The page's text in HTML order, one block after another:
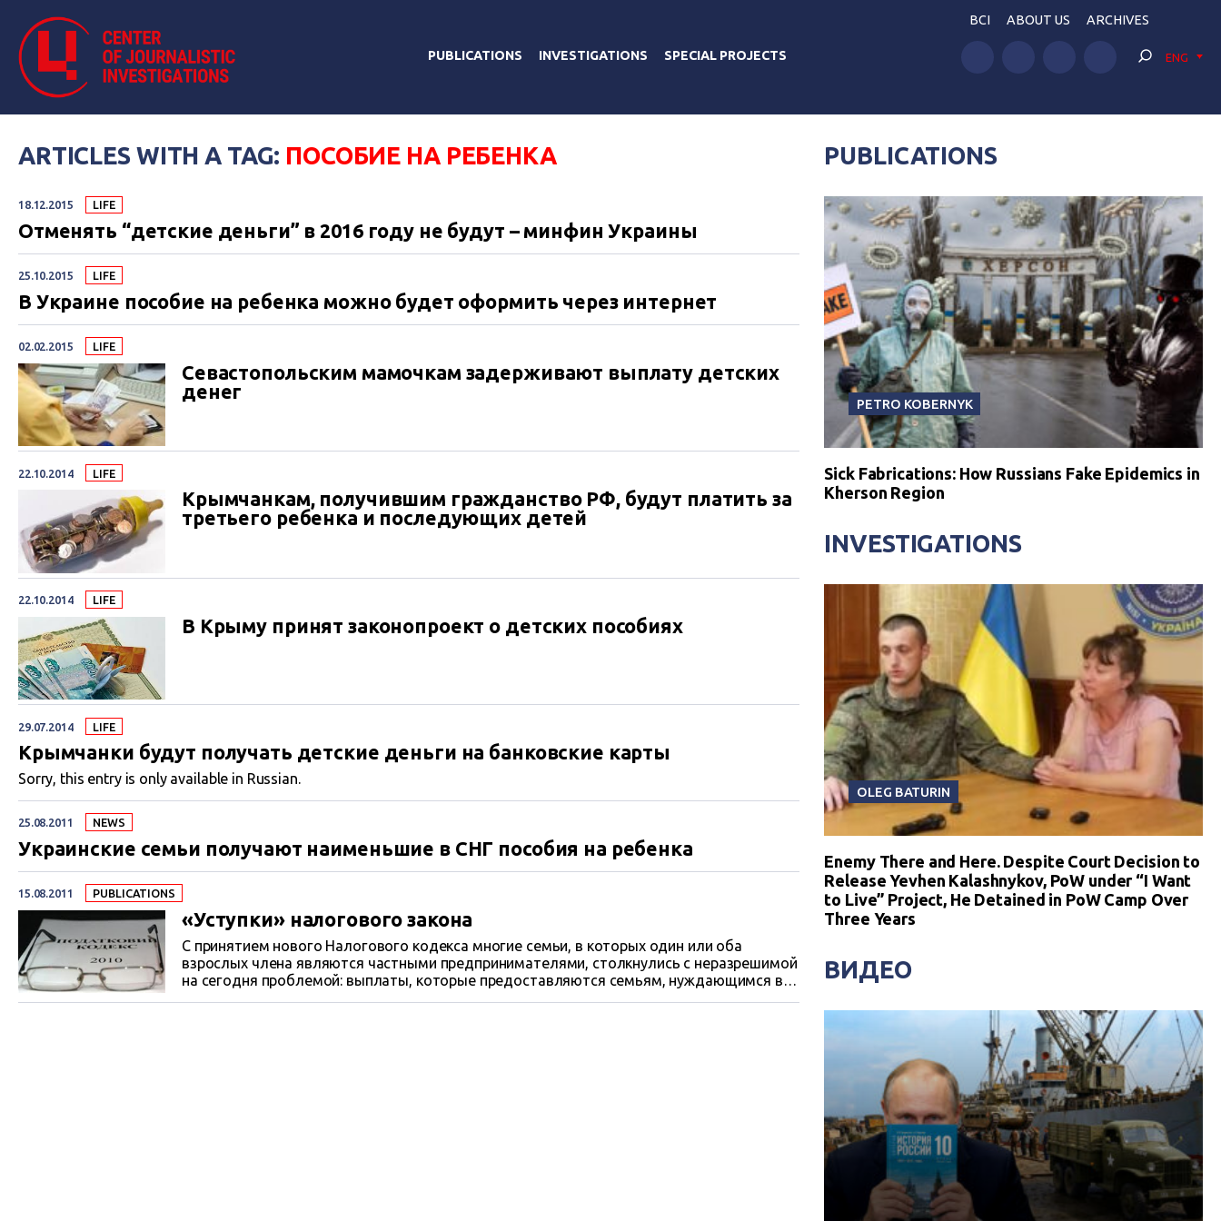
PUBLICATIONS INVESTIGATIONS SPECIAL PROJECTS
BCI ABOUT US ARCHIVES
ENG
ARTICLES WITH A TAG: ПОСОБИЕ НА РЕБЕНКА
18.12.2015 LIFE
Отменять “детские деньги” в 2016 году не будут – минфин Украины
25.10.2015 LIFE
В Украине пособие на ребенка можно будет оформить через интернет
02.02.2015 LIFE
Севастопольским мамочкам задерживают выплату детских
денег
22.10.2014 LIFE
Крымчанкам, получившим гражданство РФ, будут платить за
третьего ребенка и последующих детей
22.10.2014 LIFE
В Крыму принят законопроект о детских пособиях
29.07.2014 LIFE
Крымчанки будут получать детские деньги на банковские карты
Sorry, this entry is only available in Russian.
25.08.2011 NEWS
Украинские семьи получают наименьшие в СНГ пособия на ребенка
15.08.2011 PUBLICATIONS
«Уступки» налогового закона
С принятием нового Налогового кодекса многие семьи, в которых один или оба
взрослых члена являются частными предпринимателями, столкнулись с неразрешимой
на сегодня проблемой: выплаты, которые предоставляются семьям, нуждающимся в
PUBLICATIONS
PETRO KOBERNYK
Sick Fabrications: How Russians Fake Epidemics in
Kherson Region
INVESTIGATIONS
OLEG BATURIN
Enemy There and Here. Despite Court Decision to
Release Yevhen Kalashnykov, PoW under “I Want
to Live” Project, He Detained in PoW Camp Over
Three Years
ВИДЕО